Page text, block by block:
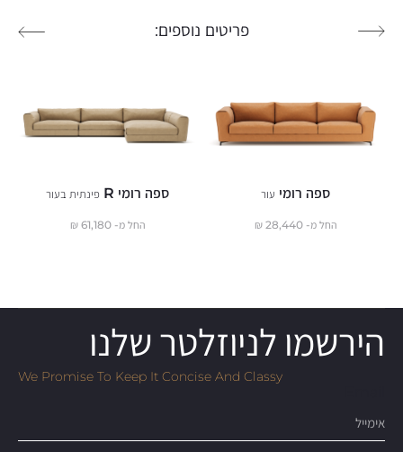
פריטים נוספים:
ספה רומי עור
החל מ-28,440
₪
ספה רומי R פינתית בעור
החל מ-61,180
₪
הירשמו לניוזלטר שלנו
We Promise To Keep It Concise And Classy